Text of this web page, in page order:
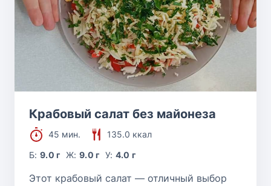
Крабовый салат без майонеза
45 мин.
135.0 ккал
Б:9.0 г Ж: 9.0 г У: 4.0 г
Этот крабовый салат — отличный выбор